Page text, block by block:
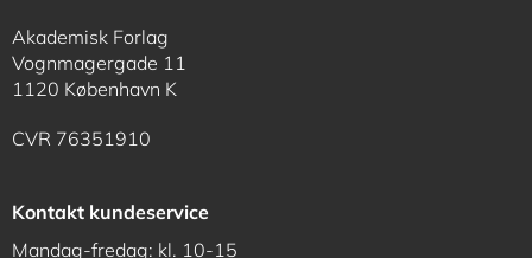
Akademisk Forlag
Vognmagergade 11
1120 København K
CVR 76351910
Kontakt kundeservice
Mandag-fredag: kl. 10-15